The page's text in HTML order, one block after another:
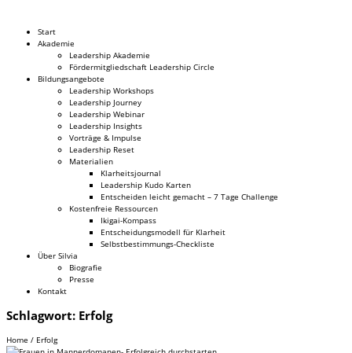
Dr. Silvia Schäfer
Start
Akademie
Leadership Akademie
Fördermitgliedschaft Leadership Circle
Bildungsangebote
Leadership Workshops
Leadership Journey
Leadership Webinar
Leadership Insights
Vorträge & Impulse
Leadership Reset
Materialien
Klarheitsjournal
Leadership Kudo Karten
Entscheiden leicht gemacht – 7 Tage Challenge
Kostenfreie Ressourcen
Ikigai-Kompass
Entscheidungsmodell für Klarheit
Selbstbestimmungs-Checkliste
Über Silvia
Biografie
Presse
Kontakt
Schlagwort: Erfolg
Home / Erfolg